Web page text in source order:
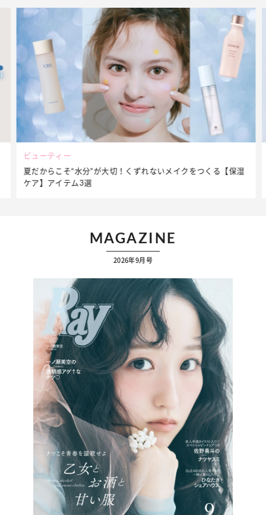
ビューティー
夏だからこそ“水分”が大切！くずれないメイクをつくる【保湿
ケア】アイテム3選
MAGAZINE
2026年9月号